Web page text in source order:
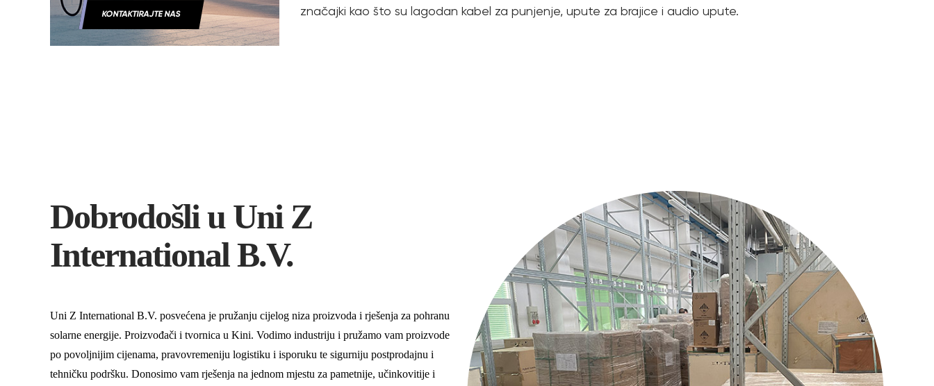
KONTAKTIRAJTE NAS
značajki kao što su lagodan kabel za punjenje, upute za brajice i audio upute.
Dobrodošli u Uni Z
International B.V.
Uni Z International B.V. posvećena je pružanju cijelog niza proizvoda i rješenja za pohranu
solarne energije. Proizvođači i tvornica u Kini. Vodimo industriju i pružamo vam proizvode
po povoljnijim cijenama, pravovremeniju logistiku i isporuku te sigurniju postprodajnu i
tehničku podršku. Donosimo vam rješenja na jednom mjestu za pametnije, učinkovitije i